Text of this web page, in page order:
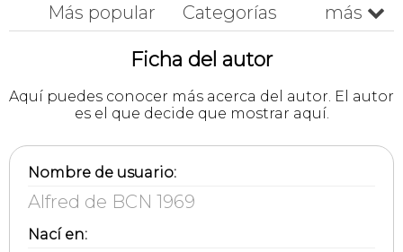
Más popular
Categorías
Nuestra selección
A-z
Z-a
más 
Ficha del autor
Aquí puedes conocer más acerca del autor. El autor
es el que decide que mostrar aquí.
Nombre de usuario:
Alfred de BCN 1969
Nací en: